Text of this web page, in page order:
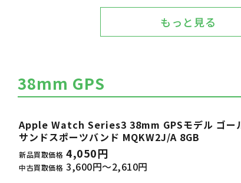
もっと見る
38mm GPS
Apple Watch Series3 38mm GPSモデル ゴー
サンドスポーツバンド MQKW2J/A 8GB
新品買取価格 4,050円
中古買取価格 3,600円～2,610円